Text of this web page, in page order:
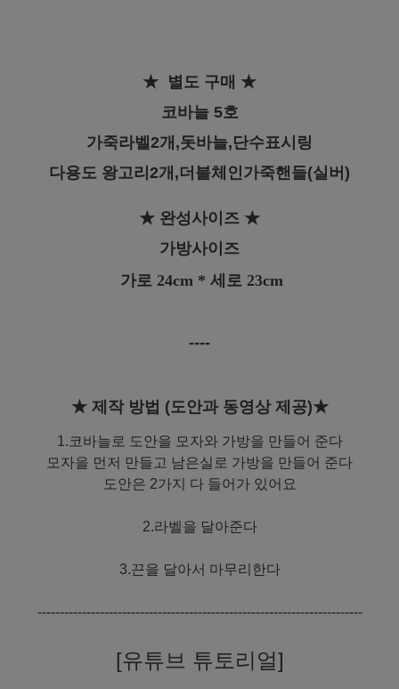
★ 별도 구매 ★
코바늘 5호
가죽라벨2개,돗바늘,단수표시링
다용도 왕고리2개,더블체인가죽핸들(실버)
★ 완성사이즈 ★
가방사이즈
가로 24cm * 세로 23cm
----
★ 제작 방법 (도안과 동영상 제공)★
1.코바늘로 도안을 모자와 가방을 만들어 준다
모자을 먼저 만들고 남은실로 가방을 만들어 준다
도안은 2가지 다 들어가 있어요
2.라벨을 달아준다
3.끈을 달아서 마무리한다
-------------------------------------------------------------------------
[유튜브 튜토리얼]